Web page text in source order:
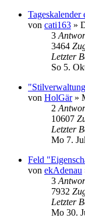
Tageskalender
von cati163 »
3
3464
Letzter
So 5.
von HolGär»
2
10607
Letzter
Mo 7.
Feld
von ekAdenau
3
7932
Letzter
Mo 30.